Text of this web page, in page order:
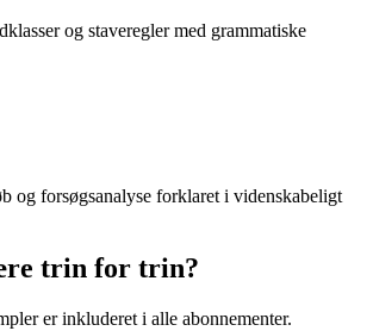
og staveregler med grammatiske
og forsøgsanalyse forklaret i videnskabeligt
trin for trin?
er inkluderet i alle abonnementer.